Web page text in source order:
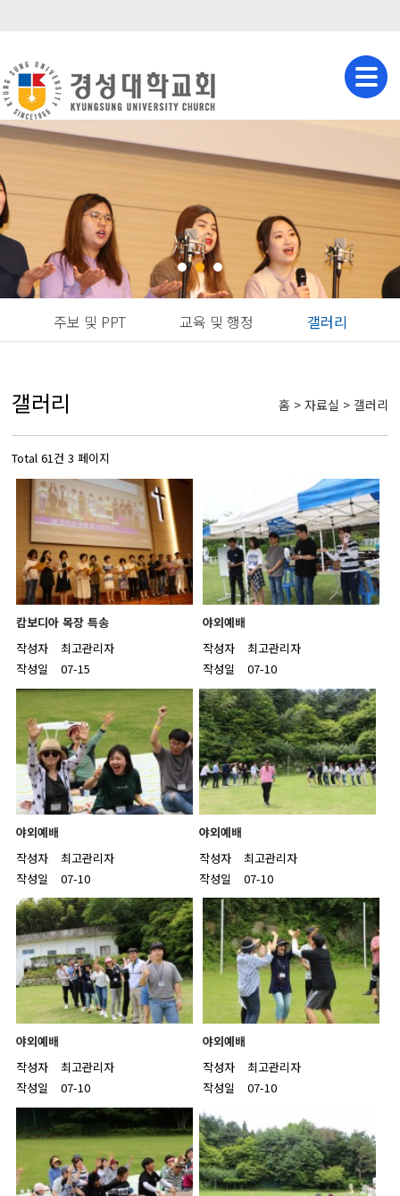
주보 및 PPT 교육 및 행정 갤러리
갤러리 홈 > 자료실 > 갤러리
Total 61건 3 페이지
캄보디아 목장 특송
작성자
최고관리자
작성일
07-15
야외예배
작성자
최고관리자
작성일
07-10
야외예배
작성자
최고관리자
작성일
07-10
야외예배
작성자
최고관리자
작성일
07-10
야외예배
작성자
최고관리자
작성일
07-10
야외예배
작성자
최고관리자
작성일
07-10